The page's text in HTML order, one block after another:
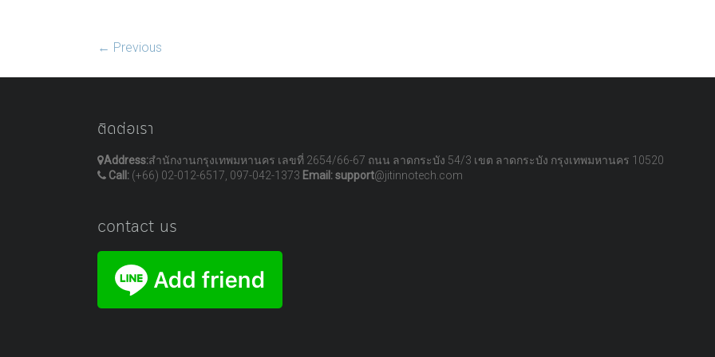
← Previous
ติดต่อเรา
Address:สำนักงานกรุงเทพมหานคร เลขที่ 2654/66-67 ถนน ลาดกระบัง 54/3 เขต ลาดกระบัง กรุงเทพมหานคร 10520
Call: (+66) 02-012-6517, 097-042-1373 Email: support@jitinnotech.com
contact us